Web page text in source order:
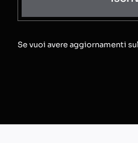
Se vuoi avere aggiornamenti